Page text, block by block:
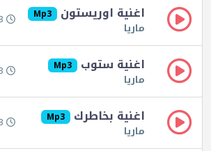
اغنية اوريستون Mp3
ماريا 3 دقائق 34 ثانية
اغنية ستوب Mp3
ماريا 3 دقائق 23 ثانية
اغنية بخاطرك Mp3
ماريا 3 دقائق 31 ثانية